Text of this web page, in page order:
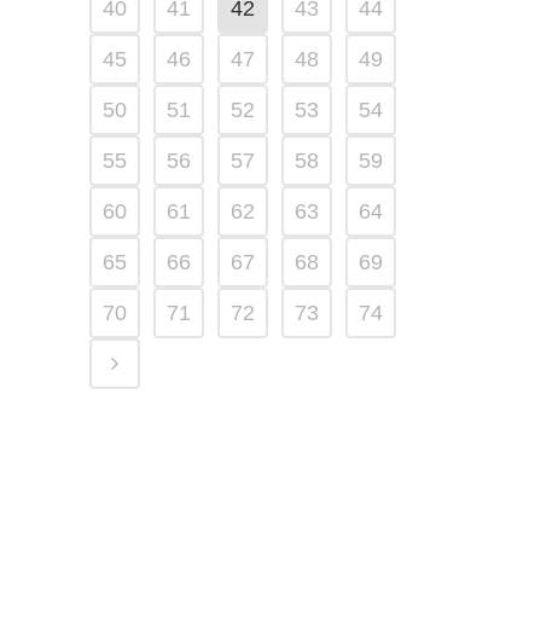
40 41 42 43 44
45 46 47 48 49
50 51 52 53 54
55 56 57 58 59
60 61 62 63 64
65 66 67 68 69
70 71 72 73 74